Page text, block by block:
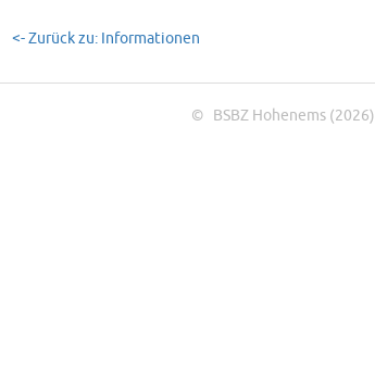
<- Zurück zu: Informationen
© BSBZ Hohenems (2026)